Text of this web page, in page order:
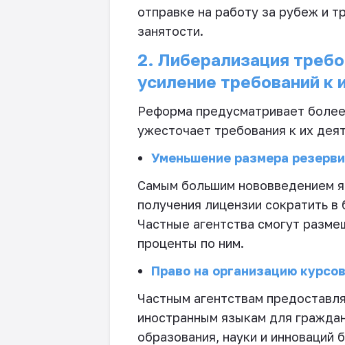
отправке на работу за рубеж и
занятости.
2. Либерализация
усиление требований к
Реформа предусматривает
ужесточает требования к их
Уменьшение размера
Самым большим нововведением
получения лицензии сократить
Частные агентства смогут
проценты по ним.
Право на организацию
Частным агентствам
иностранным языкам для
образования, науки и инноваций